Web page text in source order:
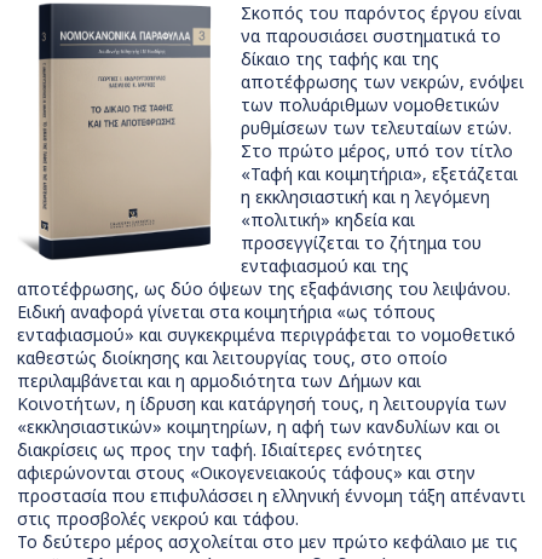
Σκοπός του παρόντος έργου είναι
να παρουσιάσει συστηματικά το
δίκαιο της ταφής και της
αποτέφρωσης των νεκρών, ενόψει
των πολυάριθμων νομοθετικών
ρυθμίσεων των τελευταίων ετών.
Στο πρώτο μέρος, υπό τον τίτλο
«Ταφή και κοιμητήρια», εξετάζεται
η εκκλησιαστική και η λεγόμενη
«πολιτική» κηδεία και
προσεγγίζεται το ζήτημα του
ενταφιασμού και της
αποτέφρωσης, ως δύο όψεων της εξαφάνισης του λειψάνου.
Ειδική αναφορά γίνεται στα κοιμητήρια «ως τόπους
ενταφιασμού» και συγκεκριμένα περιγράφεται το νομοθετικό
καθεστώς διοίκησης και λειτουργίας τους, στο οποίο
περιλαμβάνεται και η αρμοδιότητα των Δήμων και
Κοινοτήτων, η ίδρυση και κατάργησή τους, η λειτουργία των
«εκκλησιαστικών» κοιμητηρίων, η αφή των κανδυλίων και οι
διακρίσεις ως προς την ταφή. Ιδιαίτερες ενότητες
αφιερώνονται στους «Οικογενειακούς τάφους» και στην
προστασία που επιφυλάσσει η ελληνική έννομη τάξη απέναντι
στις προσβολές νεκρού και τάφου.
Το δεύτερο μέρος ασχολείται στο μεν πρώτο κεφάλαιο με τις